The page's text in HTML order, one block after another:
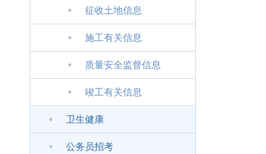
征收土地信息
施工有关信息
质量安全监督信息
竣工有关信息
卫生健康
公务员招考